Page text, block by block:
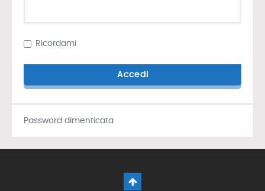
Ricordami
Password dimenticata